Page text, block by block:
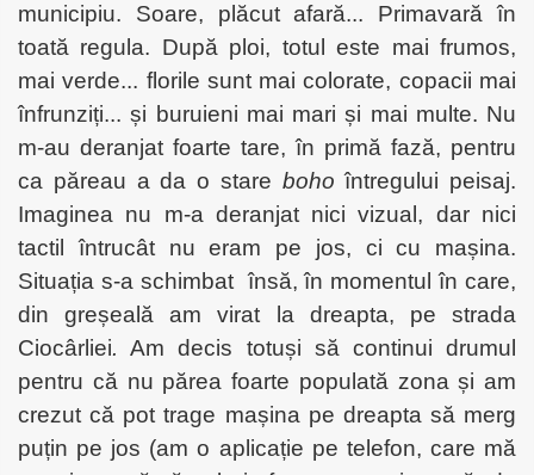
municipiu. Soare, plăcut afară... Primavară în
toată regula. După ploi, totul este mai frumos,
mai verde... florile sunt mai colorate, copacii mai
înfrunziți... și buruieni mai mari și mai multe. Nu
m-au deranjat foarte tare, în primă fază, pentru
ca păreau a da o stare boho întregului peisaj.
Imaginea nu m-a deranjat nici vizual, dar nici
tactil întrucât nu eram pe jos, ci cu mașina.
Situația s-a schimbat însă, în momentul în care,
din greșeală am virat la dreapta, pe strada
Ciocârliei. Am decis totuși să continui drumul
pentru că nu părea foarte populată zona și am
crezut că pot trage mașina pe dreapta să merg
puțin pe jos (am o aplicație pe telefon, care mă